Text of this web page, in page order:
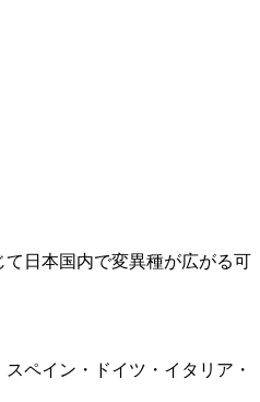
日本国内で変異種が広がる可
ペイン・ドイツ・イタリア・